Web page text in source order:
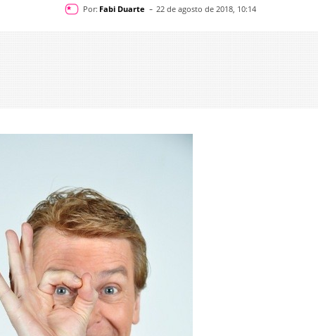
Por: Fabi Duarte - 22 de agosto de 2018, 10:14